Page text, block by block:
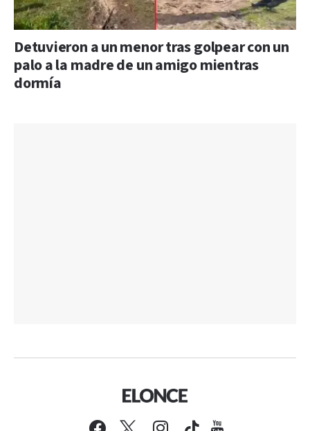
Detuvieron a un menor tras golpear con un
palo a la madre de un amigo mientras
dormía